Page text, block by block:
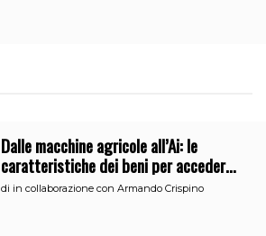
Dalle macchine agricole all’Ai: le
caratteristiche dei beni per accedere
all’iperammortamento
di in collaborazione con Armando Crispino